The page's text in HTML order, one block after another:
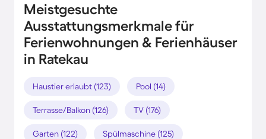
Meistgesuchte
Ausstattungsmerkmale für
Ferienwohnungen & Ferienhäuser
in Ratekau
Haustier erlaubt (123) Pool (14)
Terrasse/Balkon (126) TV (176)
Garten (122) Spülmaschine (125)